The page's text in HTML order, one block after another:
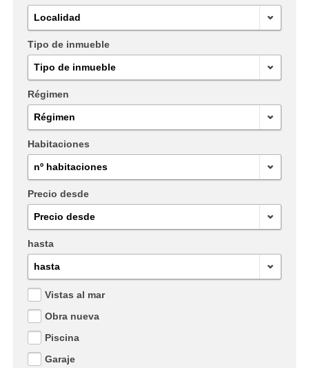
Localidad
Tipo de inmueble
Tipo de inmueble
Régimen
Régimen
Habitaciones
nº habitaciones
Precio desde
Precio desde
hasta
hasta
Vistas al mar
Obra nueva
Piscina
Garaje